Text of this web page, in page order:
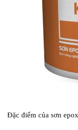
Đặc điểm của sơn